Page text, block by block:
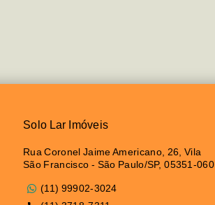
Solo Lar Imóveis
Rua Coronel Jaime Americano, 26, Vila
São Francisco - São Paulo/SP, 05351-060
(11) 99902-3024